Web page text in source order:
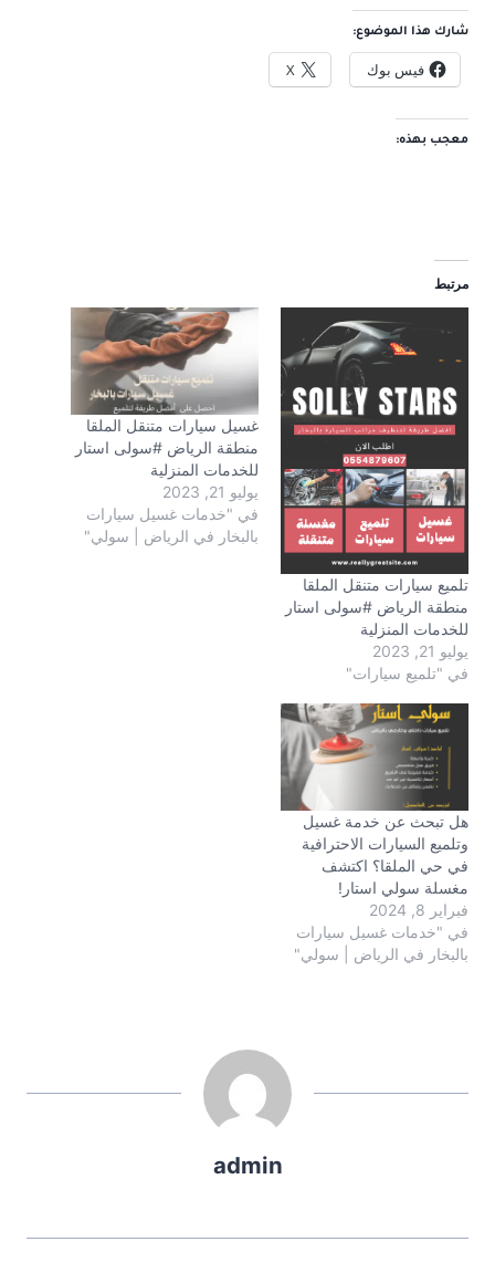
شارك هذا الموضوع:
فيس بوك X
معجب بهذه:
مرتبط
تلميع سيارات متنقل الملقا
منطقة الرياض #سولى استار
للخدمات المنزلية
يوليو 21, 2023
في "تلميع سيارات"
غسيل سيارات متنقل الملقا
منطقة الرياض #سولى استار
للخدمات المنزلية
يوليو 21, 2023
في "خدمات غسيل سيارات
بالبخار في الرياض | سولي"
هل تبحث عن خدمة غسيل
وتلميع السيارات الاحترافية
في حي الملقا؟ اكتشف
مغسلة سولي استار!
فبراير 8, 2024
في "خدمات غسيل سيارات
بالبخار في الرياض | سولي"
admin